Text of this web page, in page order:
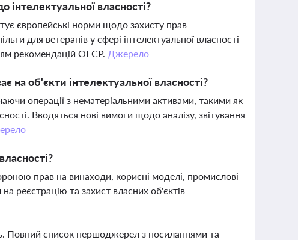
інтелектуальної власності?
європейські норми щодо захисту прав
для ветеранів у сфері інтелектуальної власності
рекомендацій ОЕСР. Джерело
на об'єкти інтелектуальної власності?
операції з нематеріальними активами, такими як
Вводяться нові вимоги щодо аналізу, звітування
прав на винаходи, корисні моделі, промислові
реєстрацію та захист власних об'єктів
Повний список першоджерел з посиланнями та